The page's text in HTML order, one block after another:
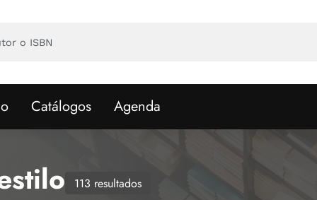
Catálogos Agenda
113 resultados